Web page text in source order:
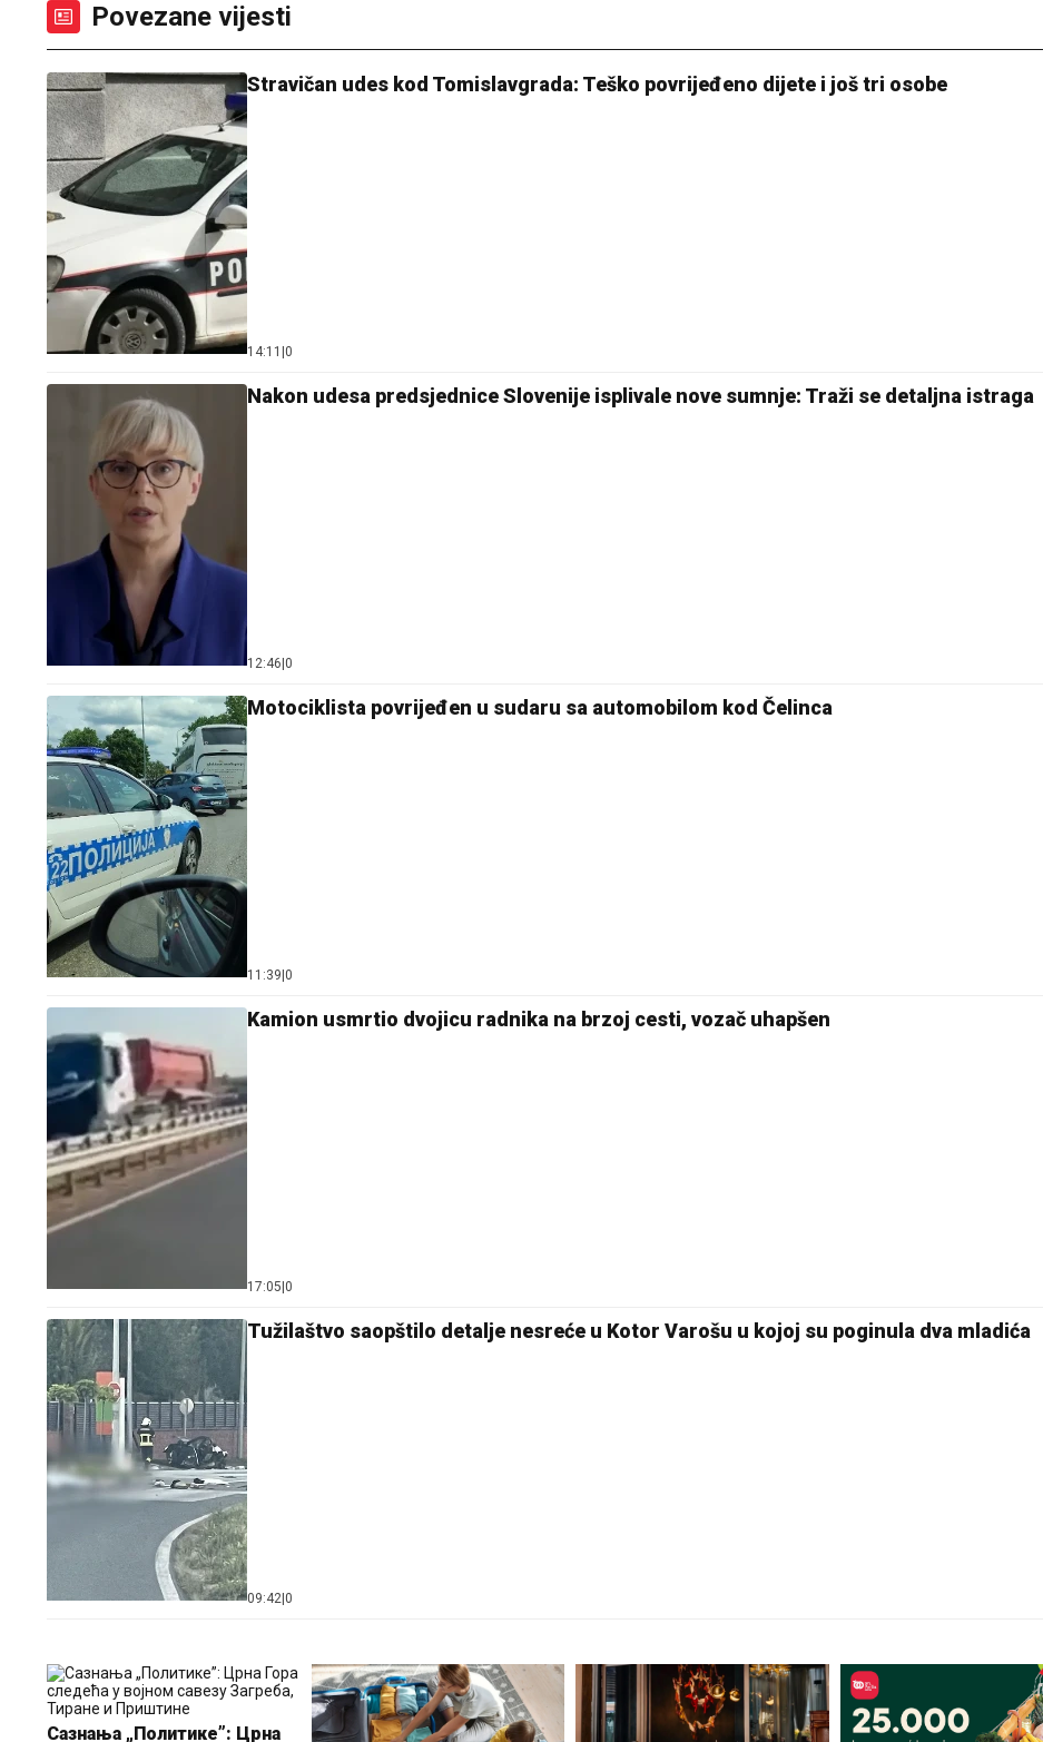
Povezane vijesti
Stravičan udes kod Tomislavgrada: Teško povrijeđeno dijete i još tri osobe
14:11 0
Nakon udesa predsjednice Slovenije isplivale nove sumnje: Traži se detaljna istraga
12:46 0
Motociklista povrijeđen u sudaru sa automobilom kod Čelinca
11:39 0
Kamion usmrtio dvojicu radnika na brzoj cesti, vozač uhapšen
17:05 0
Tužilaštvo saopštilo detalje nesreće u Kotor Varošu u kojoj su poginula dva mladića
09:42 0
Сазнања „Политике”: Црна
Pale